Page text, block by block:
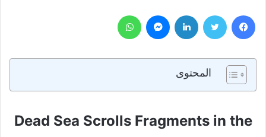
فيسبوك تويتر لينكدإن ماسنجر
المحتوى
Dead Sea Scrolls Fragments in the